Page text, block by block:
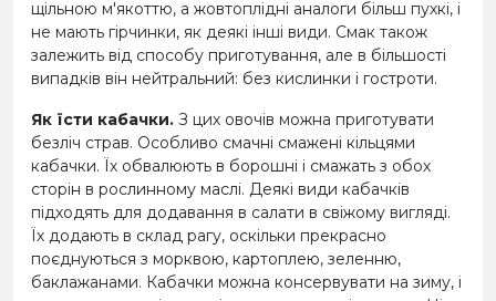
щільною м'якоттю, а жовтоплідні аналоги більш пухкі, і
не мають гірчинки, як деякі інші види. Смак також
залежить від способу приготування, але в більшості
випадків він нейтральний: без кислинки і гостроти.
Як їсти кабачки. З цих овочів можна приготувати
безліч страв. Особливо смачні смажені кільцями
кабачки. Їх обвалюють в борошні і смажать з обох
сторін в рослинному маслі. Деякі види кабачків
підходять для додавання в салати в свіжому вигляді.
Їх додають в склад рагу, оскільки прекрасно
поєднуються з морквою, картоплею, зеленню,
баклажанами. Кабачки можна консервувати на зиму, і